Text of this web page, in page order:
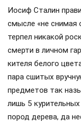
Иосиф Сталин
смысле «не снимая
терпел никакой
смерти в личном
кителя белого
пара сшитых
предметов так
лишь 5
пород дерева, да